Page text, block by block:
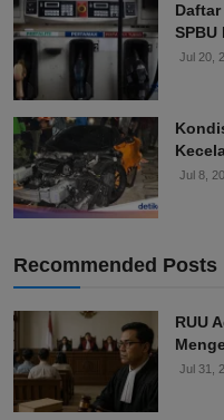
SPBU
Jul 20,
Jul 8,
Recommended Posts
RUU
Jul 31,